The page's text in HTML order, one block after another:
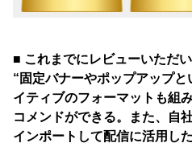
■ これまでにレビューいただ
“固定バナーやポップアップ
イティブのフォーマットも組
コメンドができる。また、自
インポートして配信に活用し